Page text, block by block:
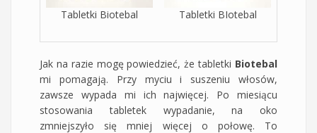
Tabletki Biotebal Tabletki BIotebal
Jak na razie mogę powiedzieć, że tabletki Biotebal
mi pomagają. Przy myciu i suszeniu włosów,
zawsze wypada mi ich najwięcej. Po miesiącu
stosowania tabletek wypadanie, na oko
zmniejszyło się mniej więcej o połowę. To